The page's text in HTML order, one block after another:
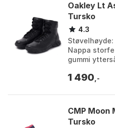
Oakley Lt
Tursko
4.3
Nappa
gummi
belegg.
1 490 ,-
CMP Moon
Tursko